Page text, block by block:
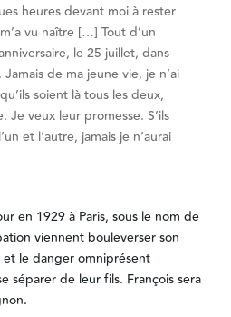
heures devant moi à rester
vu naître […] Tout d’un
le 25 juillet, dans
de ma jeune vie, je n’ai
soient là tous les deux,
Je veux leur promesse. S’ils
et l’autre, jamais je n’aurai
en 1929 à Paris, sous le nom de
viennent bouleverser son
le danger omniprésent
séparer de leur fils. François sera